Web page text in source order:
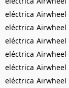
eléctrica Airwheel
eléctrica Airwheel
eléctrica Airwheel
eléctrica Airwheel
eléctrica Airwheel
eléctrica Airwheel